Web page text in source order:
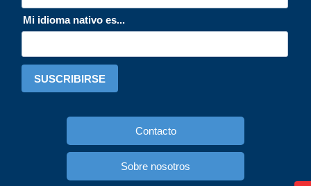
Mi idioma nativo es...
SUSCRIBIRSE
Contacto
Sobre nosotros